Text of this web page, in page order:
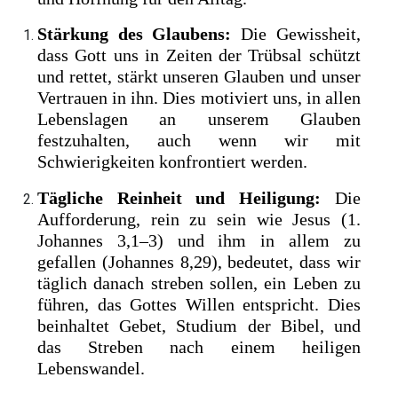
Stärkung des Glaubens: Die Gewissheit,
dass Gott uns in Zeiten der Trübsal schützt
und rettet, stärkt unseren Glauben und unser
Vertrauen in ihn. Dies motiviert uns, in allen
Lebenslagen an unserem Glauben
festzuhalten, auch wenn wir mit
Schwierigkeiten konfrontiert werden.
Tägliche Reinheit und Heiligung: Die
Aufforderung, rein zu sein wie Jesus (1.
Johannes 3,1–3) und ihm in allem zu
gefallen (Johannes 8,29), bedeutet, dass wir
täglich danach streben sollen, ein Leben zu
führen, das Gottes Willen entspricht. Dies
beinhaltet Gebet, Studium der Bibel, und
das Streben nach einem heiligen
Lebenswandel.